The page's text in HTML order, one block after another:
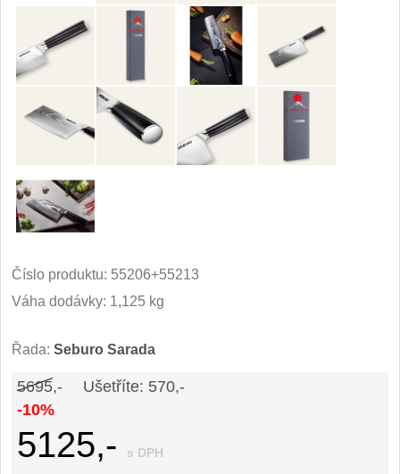
Číslo produktu: 55206+55213
Váha dodávky: 1,125 kg
Řada: Seburo Sarada
5695,- Ušetříte: 570,-
-10%
5125,- s DPH